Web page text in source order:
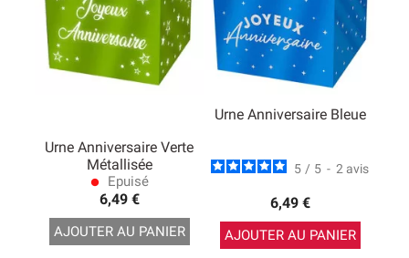
Urne Anniversaire Verte
Métallisée
lens Epuisé
6,49 €
AJOUTER AU PANIER
Urne Anniversaire Bleue
5 / 5 - 2 avis
6,49 €
AJOUTER AU PANIER